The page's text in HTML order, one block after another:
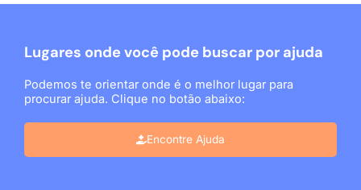
Lugares onde você pode buscar por ajuda
Podemos te orientar onde é o melhor lugar para
procurar ajuda. Clique no botão abaixo:
Encontre Ajuda